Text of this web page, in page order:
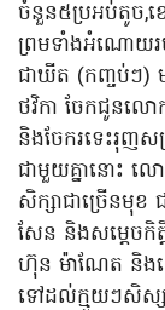
ចំនួន៥ប្រអប់តូច,ខ
ព្រមទាំងអំណោយរ
ជាឃីត (កញ្ចប់ៗ)
ថវិកា ចែកជូនល
និងចែករទេះរុញស
ជាមួយគ្នានោះ លោ
សិក្សាជាច្រើនមុ
សែន និងសម្ដេចកិ
ហ៊ុន ម៉ាណែត និងល
ទៅដល់ក្មួយៗសិស្